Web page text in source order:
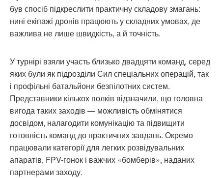
був спосіб підкреслити практичну складову змагань:
нині екіпажі дронів працюють у складних умовах, де
важлива не лише швидкість, а й точність.
У турнірі взяли участь близько двадцяти команд, серед
яких були як підрозділи Сил спеціальних операцій, так
і профільні батальйони безпілотних систем.
Представники кількох полків відзначили, що головна
вигода таких заходів — можливість обмінятися
досвідом, налагодити комунікацію та підвищити
готовність команд до практичних завдань. Окремо
працювали категорії для легких розвідувальних
апаратів, FPV-гонок і важчих «бомберів», наданих
партнерами заходу.